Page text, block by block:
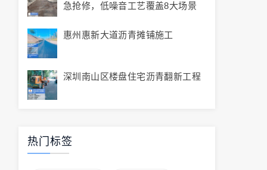
急抢修，低噪音工艺覆盖8大场景
惠州惠新大道沥青摊铺施工
深圳南山区楼盘住宅沥青翻新工程
热门标签